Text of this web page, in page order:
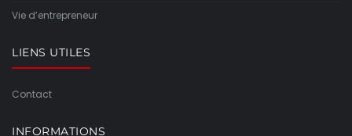
Vie d’entrepreneur
LIENS UTILES
Contact
INFORMATIONS